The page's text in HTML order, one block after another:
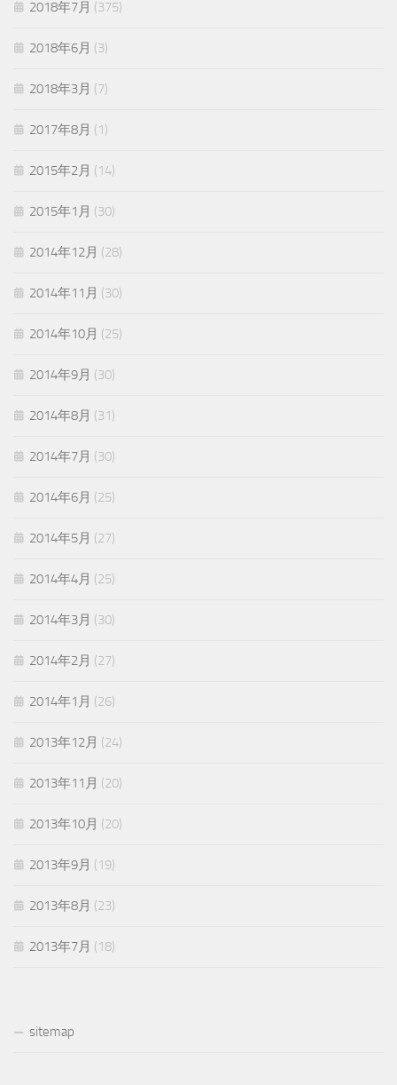
2018年7月 (375)
2018年6月 (3)
2018年3月 (7)
2017年8月 (1)
2015年2月 (14)
2015年1月 (30)
2014年12月 (28)
2014年11月 (30)
2014年10月 (25)
2014年9月 (30)
2014年8月 (31)
2014年7月 (30)
2014年6月 (25)
2014年5月 (27)
2014年4月 (25)
2014年3月 (30)
2014年2月 (27)
2014年1月 (26)
2013年12月 (24)
2013年11月 (20)
2013年10月 (20)
2013年9月 (19)
2013年8月 (23)
2013年7月 (18)
sitemap